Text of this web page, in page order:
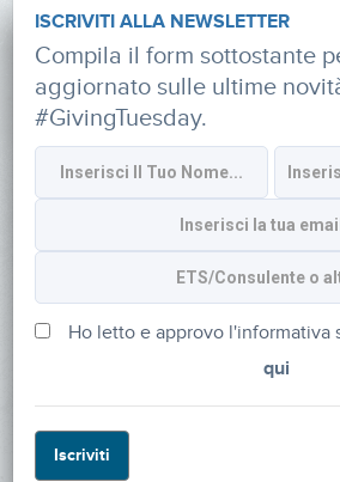
Tel: +39 02
CF:
SOCIAL
ISCRIVITI ALLA NEWSLETTER
Compila il form sottostante
aggiornato sulle ultime
#GivingTuesday.
Ho letto e approvo l'informativa
qui
Iscriviti
Powered by